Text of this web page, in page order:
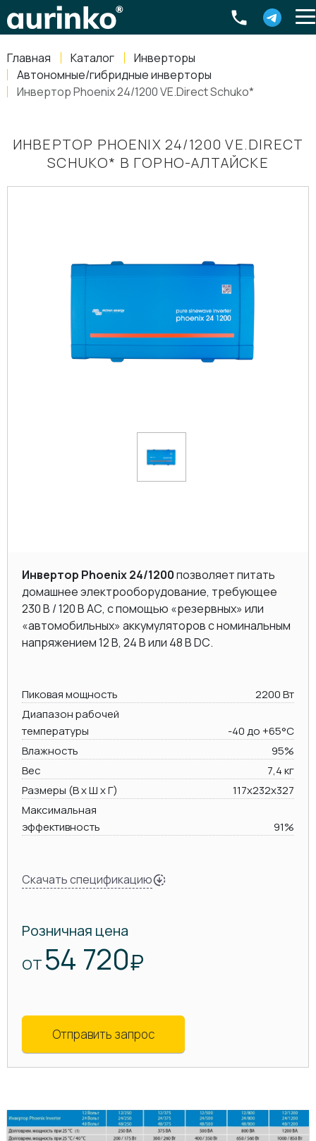
Главная Каталог
Инверторы
Автономные/гибридные инверторы
Инвертор Phoenix 24/1200 VE.Direct Schuko*
ИНВЕРТОР PHOENIX 24/1200 VE.DIRECT
SCHUKO* В ГОРНО-АЛТАЙСКЕ
Инвертор Phoenix 24/1200позволяет питать
домашнее электрооборудование, требующее
230 В / 120 В AC, с помощью «резервных» или
«автомобильных» аккумуляторов с номинальным
напряжением 12 В, 24 В или 48 В DC.
Пиковая мощность
2200 Вт
Диапазон рабочей
температуры
-40 до +65°C
Влажность
95%
Вес
7,4 кг
Размеры (В х Ш х Г)
117x232х327
Максимальная
эффективность
91%
Скачать спецификацию
Розничная цена
ОТ54 720₽
Отправить запрос
Россия, Свердловская область Екатеринбург ,
8-800-770-79-40